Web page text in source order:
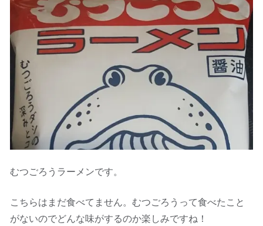
むつごろうラーメンです。
こちらはまだ食べてません。むつごろうって食べたこと
がないのでどんな味がするのか楽しみですね！